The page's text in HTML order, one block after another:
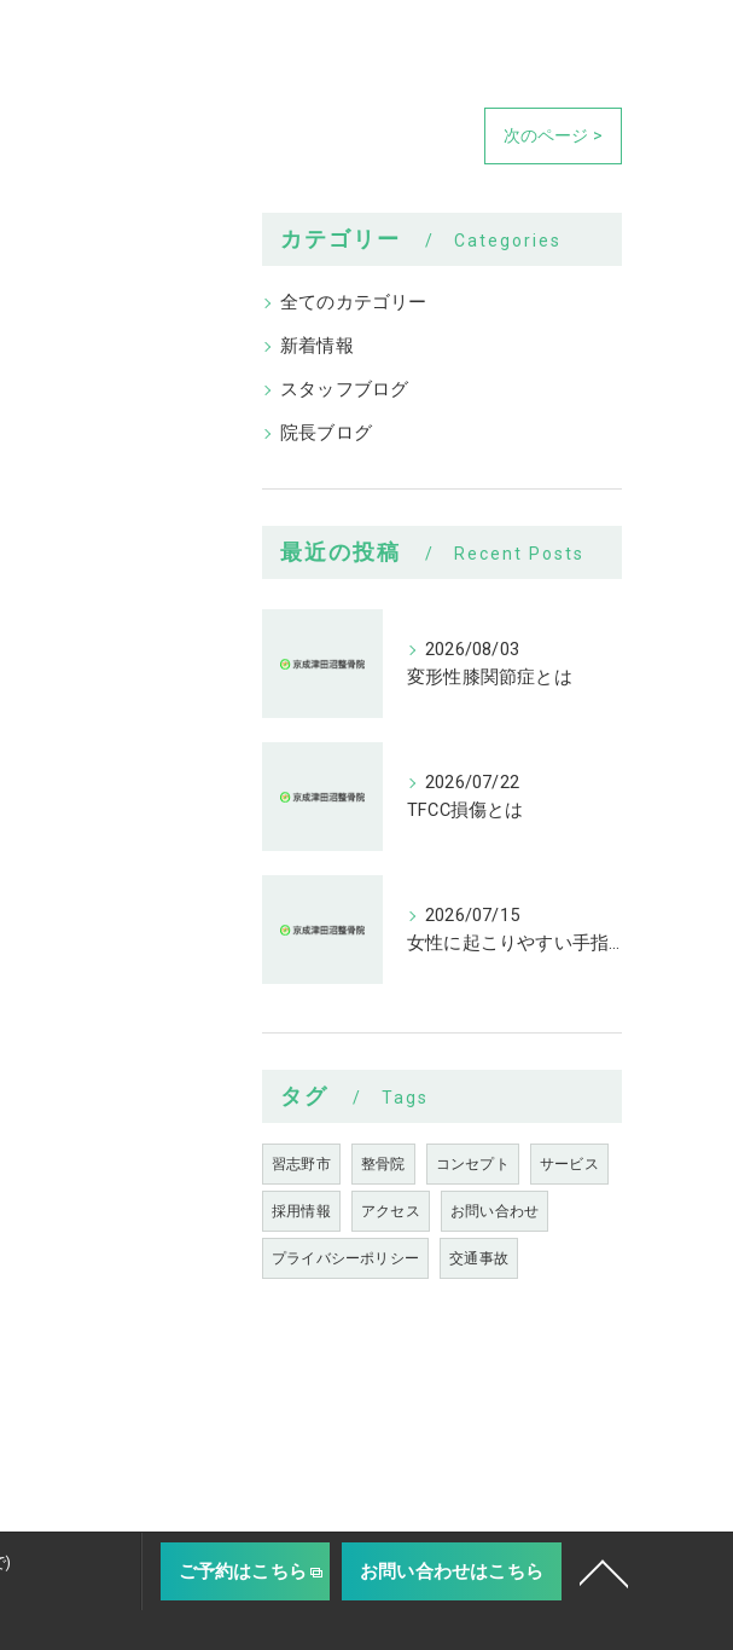
次のページ >
カテゴリー Categories
全てのカテゴリー
新着情報
スタッフブログ
院長ブログ
最近の投稿 Recent Posts
2026/08/03
変形性膝関節症とは
2026/07/22
TFCC損傷とは
2026/07/15
女性に起こりやすい手指の変形とは
タグ Tags
習志野市 整骨院 コンセプト サービス
採用情報 アクセス お問い合わせ
プライバシーポリシー 交通事故
)
ご予約はこちら お問い合わせはこちら